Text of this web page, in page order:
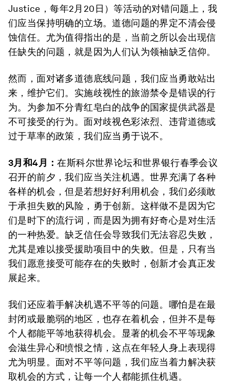
Justice，每年2月20日）等活动的对错问题上，我
们应当保持明确的立场。道德问题的界定不清会侵
蚀信任。尤为值得指出的是，当前之所以会出现信
任缺失的问题，就是因为人们认为领袖缺乏信仰。
然而，面对诸多道德底线问题，我们应当勇敢站出
来，维护它们。实施歧视性的旅游禁令是错误的行
为。为参加不分青红皂白的战争的国家提供武器是
不可接受的行为。面对歧视色彩浓烈、违背道德或
过于草率的政策，我们应当勇于说不。
3月和4月：在斯科尔世界论坛和世界银行春季会议
召开的前夕，我们应当关注机遇。世界充满了各种
各样的机会，但是若想好好利用机会，我们必须敢
于承担失败的风险，勇于创新。这样做不是因为它
们是时下的流行词，而是因为拥有好奇心是对生活
的一种热爱。缺乏信任会导致我们无法容忍失败，
尤其是难以接受援助项目中的失败。但是，只有当
我们愿意接受可能存在的失败时，创新才会真正发
展起来。
我们还应着手解决机遇不平等的问题。哪怕是在最
封闭或最脆弱的地区，也存在着机会，但并不是每
个人都能平等地获得机会。显著的机会不平等现象
会滋生异心和愤恨之情，这点在年轻人身上表现得
尤为明显。面对不平等问题，我们应当着力解决获
取机会的方式，让每一个人都能抓住机遇。